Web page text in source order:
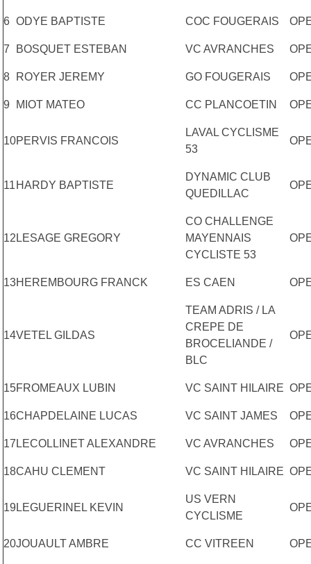
6 ODYE BAPTISTE COC FOUGERAIS
7 BOSQUET ESTEBAN VC AVRANCHES
8 ROYER JEREMY GO FOUGERAIS
9 MIOT MATEO CC PLANCOETIN
10PERVIS FRANCOIS
LAVAL CYCLISME
53
11 HARDY BAPTISTE
DYNAMIC CLUB
QUEDILLAC
12 LESAGE GREGORY
CO CHALLENGE
MAYENNAIS
CYCLISTE 53
13HEREMBOURG FRANCK ES CAEN
14VETEL GILDAS
TEAM ADRIS / LA
CREPE DE
BROCELIANDE /
BLC
15FROMEAUX LUBIN VC SAINT HILAIRE
16CHAPDELAINE LUCAS VC SAINT JAMES
17 LECOLLINET ALEXANDRE VC AVRANCHES
18CAHU CLEMENT VC SAINT HILAIRE
19 LEGUERINEL KEVIN
US VERN
CYCLISME
20JOUAULT AMBRE CC VITREEN